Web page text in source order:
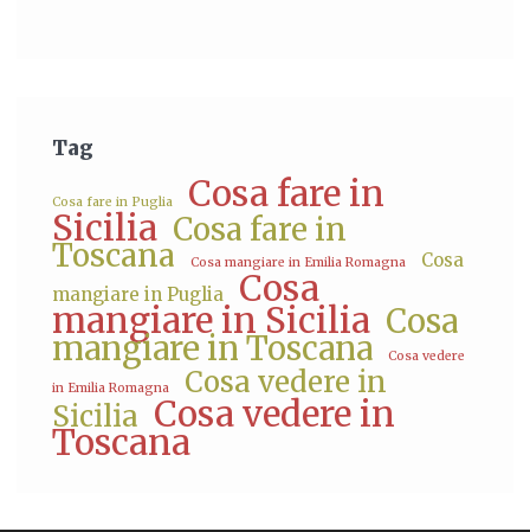
Tag
Cosa fare in Puglia Cosa fare in
Sicilia Cosa fare in
Toscana Cosa mangiare in Emilia Romagna
Cosa
mangiare in Puglia
Cosa
mangiare in Sicilia Cosa
mangiare in Toscana Cosa vedere
in Emilia Romagna
Cosa vedere in
Sicilia Cosa vedere in
Toscana